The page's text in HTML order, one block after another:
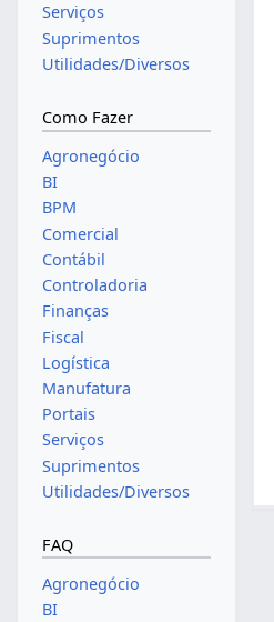
Serviços
Suprimentos
Utilidades/Diversos
Como Fazer
Agronegócio
BI
BPM
Comercial
Contábil
Controladoria
Finanças
Fiscal
Logística
Manufatura
Portais
Serviços
Suprimentos
Utilidades/Diversos
FAQ
Agronegócio
BI